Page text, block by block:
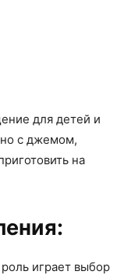
для детей и
с джемом,
на
играет выбор